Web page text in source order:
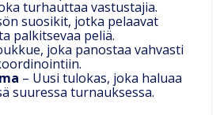
turhauttaa vastustajia.
suosikit, jotka pelaavat
palkitsevaa peliä.
joka panostaa vahvasti
– Uusi tulokas, joka haluaa
suuressa turnauksessa.